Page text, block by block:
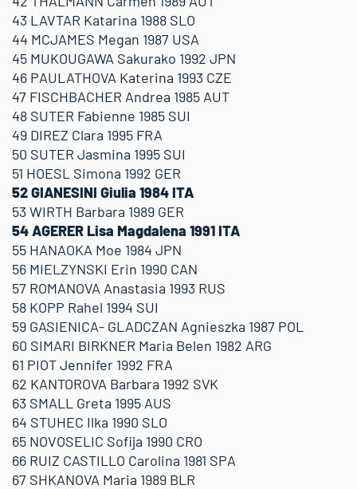
43 LAVTAR Katarina 1988 SLO
44 MCJAMES Megan 1987 USA
45 MUKOUGAWA Sakurako 1992 JPN
46 PAULATHOVA Katerina 1993 CZE
47 FISCHBACHER Andrea 1985 AUT
48 SUTER Fabienne 1985 SUI
49 DIREZ Clara 1995 FRA
50 SUTER Jasmina 1995 SUI
51 HOESL Simona 1992 GER
52 GIANESINI Giulia 1984 ITA
53 WIRTH Barbara 1989 GER
54 AGERER Lisa Magdalena 1991 ITA
55 HANAOKA Moe 1984 JPN
56 MIELZYNSKI Erin 1990 CAN
57 ROMANOVA Anastasia 1993 RUS
58 KOPP Rahel 1994 SUI
59 GASIENICA- GLADCZAN Agnieszka 1987 POL
60 SIMARI BIRKNER Maria Belen 1982 ARG
61 PIOT Jennifer 1992 FRA
62 KANTOROVA Barbara 1992 SVK
63 SMALL Greta 1995 AUS
64 STUHEC Ilka 1990 SLO
65 NOVOSELIC Sofija 1990 CRO
66 RUIZ CASTILLO Carolina 1981 SPA
67 SHKANOVA Maria 1989 BLR